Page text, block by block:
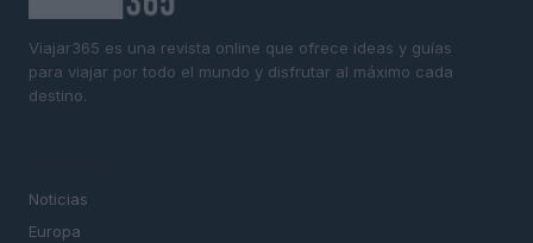
Viajar365 es una revista online que ofrece ideas y guías
para viajar por todo el mundo y disfrutar al máximo cada
destino.
Noticias
Europa